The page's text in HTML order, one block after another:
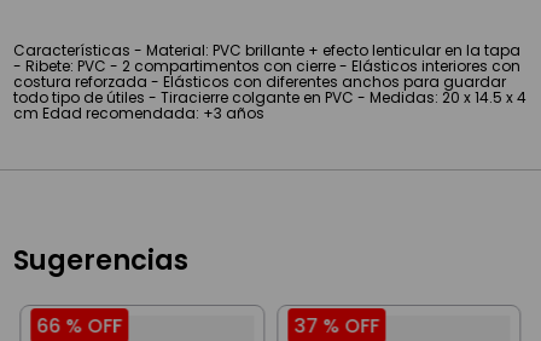
Características - Material: PVC brillante + efecto lenticular en la tapa
- Ribete: PVC - 2 compartimentos con cierre - Elásticos interiores con
costura reforzada - Elásticos con diferentes anchos para guardar
todo tipo de útiles - Tiracierre colgante en PVC - Medidas: 20 x 14.5 x 4
cm Edad recomendada: +3 años
Sugerencias
66 % OFF 37 % OFF